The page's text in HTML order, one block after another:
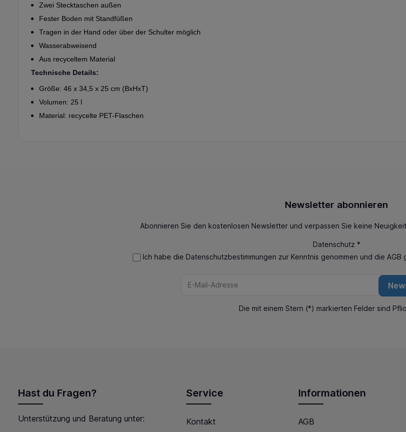
Zwei Stecktaschen außen
Fester Boden mit Standfüßen
Tragen in der Hand oder über der Schulter möglich
Wasserabweisend
Aus recyceltem Material
Technische Details:
Größe: 46 x 34,5 x 25 cm (BxHxT)
Volumen: 25 l
Material: recycelte PET-Flaschen
Newsletter abonnieren
Abonnieren Sie den kostenlosen Newsletter und verpassen Sie keine
Datenschutz *
Ich habe die Datenschutzbestimmungen zur Kenntnis genommen und die AGB
Die mit einem Stern (*) markierten Felder sind
Hast du Fragen?
Unterstützung und Beratung unter:
Service
Kontakt
Informationen
AGB